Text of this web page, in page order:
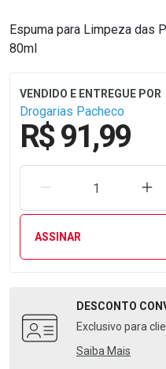
Espuma para Limpeza das
80ml
Drogarias Pacheco
R$ 91,99
REMOVER UMA
ASSINAR
DESCONTO
Exclusivo para
Saiba Mais